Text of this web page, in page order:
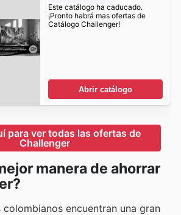
Este catálogo ha caducado.
¡Pronto habrá mas ofertas de
Catálogo Challenger!
Abrir catálogo
para ver todas las ofertas de
Challenger
manera de ahorrar
colombianos encuentran una gran